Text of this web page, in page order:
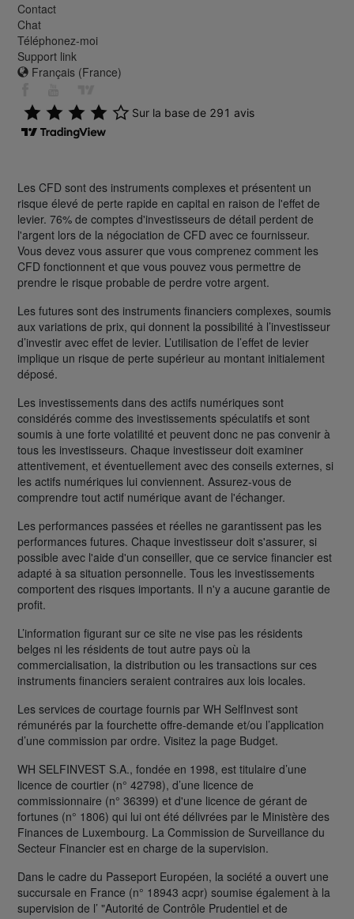
Contact
Chat
Téléphonez-moi
Support link
Français (France)
Les CFD sont des instruments complexes et présentent un
risque élevé de perte rapide en capital en raison de l'effet de
levier. 76% de comptes d'investisseurs de détail perdent de
l'argent lors de la négociation de CFD avec ce fournisseur.
Vous devez vous assurer que vous comprenez comment les
CFD fonctionnent et que vous pouvez vous permettre de
prendre le risque probable de perdre votre argent.
Les futures sont des instruments financiers complexes, soumis
aux variations de prix, qui donnent la possibilité à l’investisseur
d’investir avec effet de levier. L’utilisation de l’effet de levier
implique un risque de perte supérieur au montant initialement
déposé.
Les investissements dans des actifs numériques sont
considérés comme des investissements spéculatifs et sont
soumis à une forte volatilité et peuvent donc ne pas convenir à
tous les investisseurs. Chaque investisseur doit examiner
attentivement, et éventuellement avec des conseils externes, si
les actifs numériques lui conviennent. Assurez-vous de
comprendre tout actif numérique avant de l'échanger.
Les performances passées et réelles ne garantissent pas les
performances futures. Chaque investisseur doit s'assurer, si
possible avec l'aide d'un conseiller, que ce service financier est
adapté à sa situation personnelle. Tous les investissements
comportent des risques importants. Il n'y a aucune garantie de
profit.
L’information figurant sur ce site ne vise pas les résidents
belges ni les résidents de tout autre pays où la
commercialisation, la distribution ou les transactions sur ces
instruments financiers seraient contraires aux lois locales.
Les services de courtage fournis par WH SelfInvest sont
rémunérés par la fourchette offre-demande et/ou l’application
d’une commission par ordre. Visitez la page Budget.
WH SELFINVEST S.A., fondée en 1998, est titulaire d’une
licence de courtier (n° 42798), d’une licence de
commissionnaire (n° 36399) et d'une licence de gérant de
fortunes (n° 1806) qui lui ont été délivrées par le Ministère des
Finances de Luxembourg. La Commission de Surveillance du
Secteur Financier est en charge de la supervision.
Dans le cadre du Passeport Européen, la société a ouvert une
succursale en France (n° 18943 acpr) soumise également à la
supervision de l’ "Autorité de Contrôle Prudentiel et de